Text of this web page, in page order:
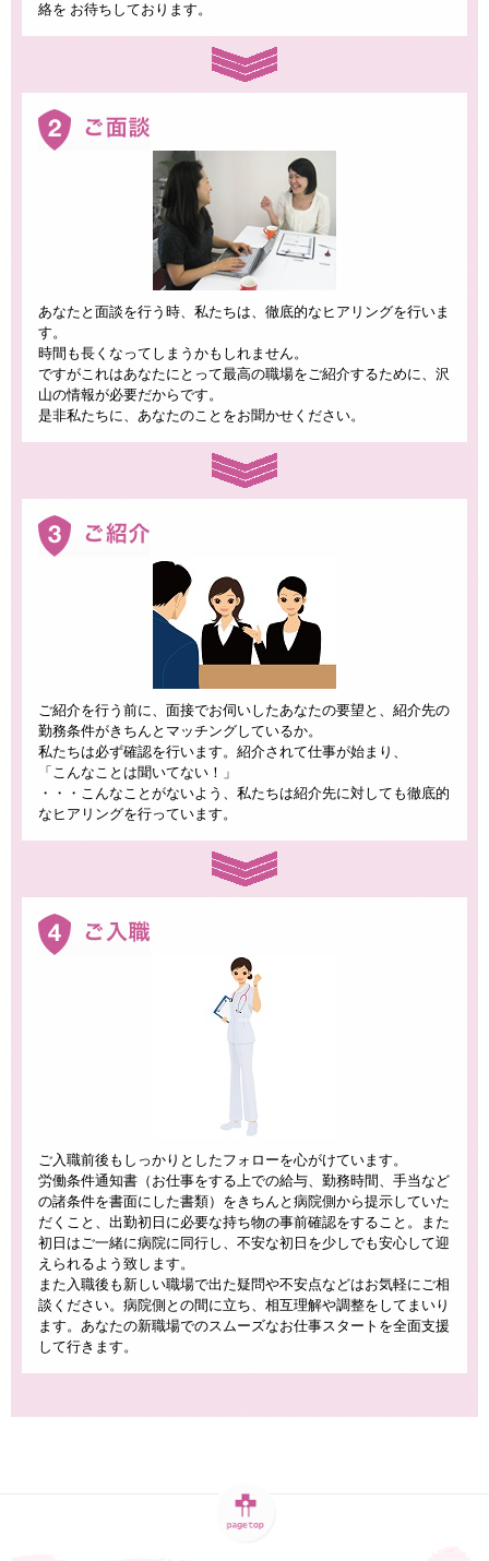
絡を お待ちしております。
あなたと面談を行う時、私たちは、徹底的なヒアリングを行いま
す。
時間も長くなってしまうかもしれません。
ですがこれはあなたにとって最高の職場をご紹介するために、沢
山の情報が必要だからです。
是非私たちに、あなたのことをお聞かせください。
ご紹介を行う前に、面接でお伺いしたあなたの要望と、紹介先の
勤務条件がきちんとマッチングしているか。
私たちは必ず確認を行います。紹介されて仕事が始まり、
「こんなことは聞いてない！」
・・・こんなことがないよう、私たちは紹介先に対しても徹底的
なヒアリングを行っています。
ご入職前後もしっかりとしたフォローを心がけています。
労働条件通知書（お仕事をする上での給与、勤務時間、手当など
の諸条件を書面にした書類）をきちんと病院側から提示していた
だくこと、出勤初日に必要な持ち物の事前確認をすること。また
初日はご一緒に病院に同行し、不安な初日を少しでも安心して迎
えられるよう致します。
また入職後も新しい職場で出た疑問や不安点などはお気軽にご相
談ください。病院側との間に立ち、相互理解や調整をしてまいり
ます。あなたの新職場でのスムーズなお仕事スタートを全面支援
して行きます。